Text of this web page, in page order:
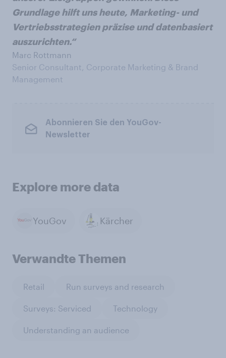
Grundlage hilft uns heute, Marketing- und
Vertriebsstrategien präzise und datenbasiert
auszurichten.“
Marc Rottmann
Senior Consultant, Corporate Marketing & Brand
Management
Abonnieren Sie den YouGov-
Newsletter
Explore more data
YouGov Kärcher
Verwandte Themen
Retail Run surveys and research
Surveys: Serviced Technology
Understanding an audience